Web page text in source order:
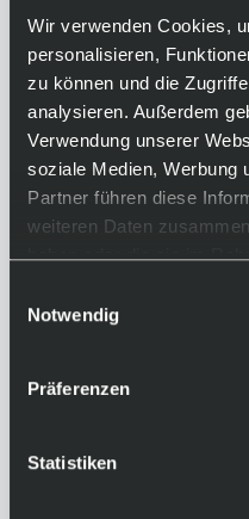
Wir verwenden Cookies,
personalisieren,
zu können und die
analysieren. Außerdem
Verwendung unserer
soziale Medien, Werbung
Partner führen diese
weiteren Daten
haben oder die sie im
Notwendig
Präferenzen
Statistiken
hol dir jetzt die Fox
Kurzfinger
sonst nur bei
Preisklasse. Durch
angeordneten
der Schutz
Manschette kannst
die für dich passt.
Funktionen:
Klettverschluss für
• strategisch